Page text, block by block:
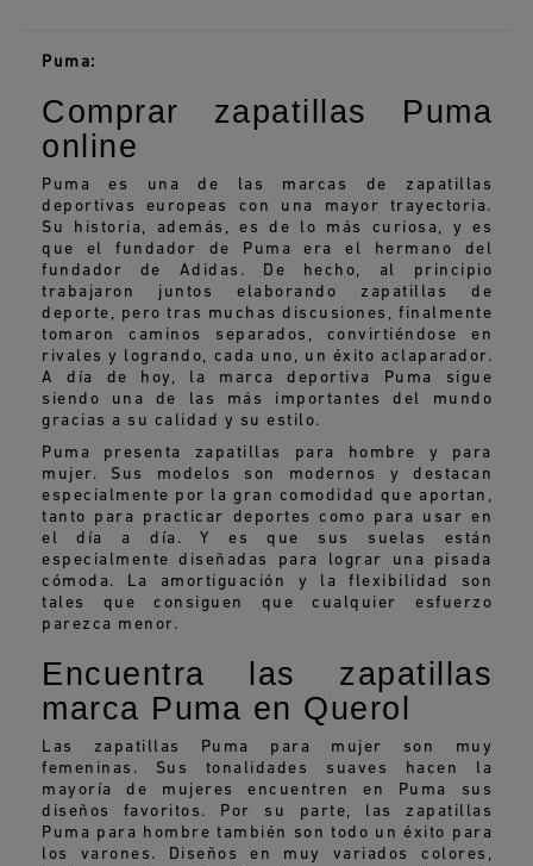
Puma:
Comprar zapatillas Puma
online
Puma es una de las marcas de zapatillas
deportivas europeas con una mayor trayectoria.
Su historia, además, es de lo más curiosa, y es
que el fundador de Puma era el hermano del
fundador de Adidas. De hecho, al principio
trabajaron juntos elaborando zapatillas de
deporte, pero tras muchas discusiones, finalmente
tomaron caminos separados, convirtiéndose en
rivales y logrando, cada uno, un éxito aclaparador.
A día de hoy, la marca deportiva Puma sigue
siendo una de las más importantes del mundo
gracias a su calidad y su estilo.
Puma presenta zapatillas para hombre y para
mujer. Sus modelos son modernos y destacan
especialmente por la gran comodidad que aportan,
tanto para practicar deportes como para usar en
el día a día. Y es que sus suelas están
especialmente diseñadas para lograr una pisada
cómoda. La amortiguación y la flexibilidad son
tales que consiguen que cualquier esfuerzo
parezca menor.
Encuentra las zapatillas
marca Puma en Querol
Las zapatillas Puma para mujer son muy
femeninas. Sus tonalidades suaves hacen la
mayoría de mujeres encuentren en Puma sus
diseños favoritos. Por su parte, las zapatillas
Puma para hombre también son todo un éxito para
los varones. Diseños en muy variados colores,